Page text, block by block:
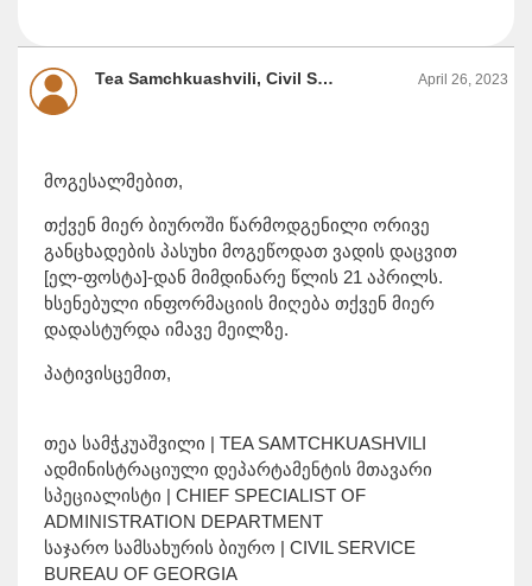
Tea Samchkuashvili, Civil Service Bureau April 26, 2023
მოგესალმებით,
თქვენ მიერ ბიუროში წარმოდგენილი ორივე
განცხადების პასუხი მოგეწოდათ ვადის დაცვით
[ელ-ფოსტა]-დან მიმდინარე წლის 21 აპრილს.
ხსენებული ინფორმაციის მიღება თქვენ მიერ
დადასტურდა იმავე მეილზე.
პატივისცემით,
თეა სამჭკუაშვილი | TEA SAMTCHKUASHVILI
ადმინისტრაციული დეპარტამენტის მთავარი
სპეციალისტი | CHIEF SPECIALIST OF
ADMINISTRATION DEPARTMENT
საჯარო სამსახურის ბიურო | CIVIL SERVICE
BUREAU OF GEORGIA